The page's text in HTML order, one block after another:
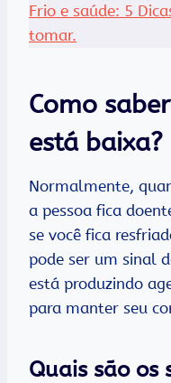
Frio e saúde: 5
tomar.
Como
está baixa?
Normalmente,
a pessoa fica
se você fica
pode ser um sinal
está produzindo
para manter seu
Quais são os